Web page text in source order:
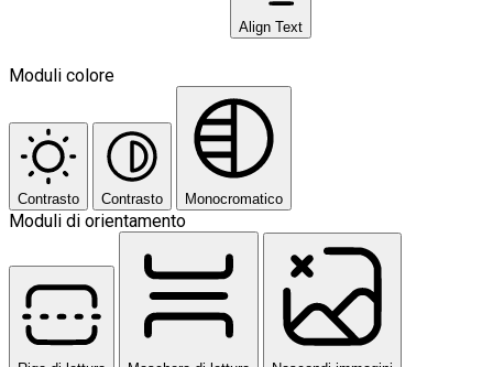
Align Text
Moduli colore
Contrasto Contrasto Monocromatico
Moduli di orientamento